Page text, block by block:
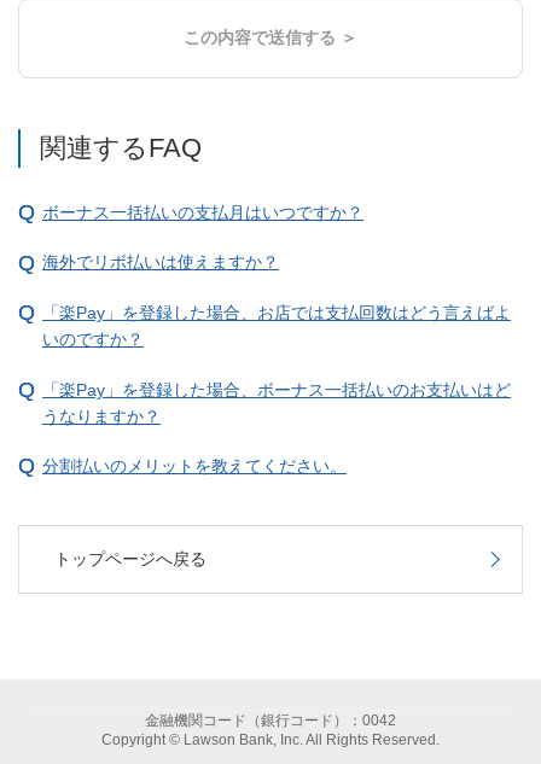
この内容で送信する ＞
関連するFAQ
ボーナス一括払いの支払月はいつですか？
海外でリボ払いは使えますか？
「楽Pay」を登録した場合、お店では支払回数はどう言えばよ
いのですか？
「楽Pay」を登録した場合、ボーナス一括払いのお支払いはど
うなりますか？
分割払いのメリットを教えてください。
トップページへ戻る
金融機関コード（銀行コード）：0042
Copyright © Lawson Bank, Inc. All Rights Reserved.